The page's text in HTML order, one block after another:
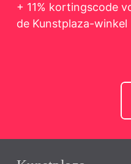
+ 11% kortingscode
de Kunstplaza-winkel